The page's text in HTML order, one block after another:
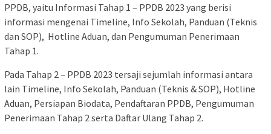
PPDB, yaitu Informasi Tahap 1 – PPDB 2023 yang berisi
informasi mengenai Timeline, Info Sekolah, Panduan (Teknis
dan SOP), Hotline Aduan, dan Pengumuman Penerimaan
Tahap 1.
Pada Tahap 2 – PPDB 2023 tersaji sejumlah informasi antara
lain Timeline, Info Sekolah, Panduan (Teknis & SOP), Hotline
Aduan, Persiapan Biodata, Pendaftaran PPDB, Pengumuman
Penerimaan Tahap 2 serta Daftar Ulang Tahap 2.